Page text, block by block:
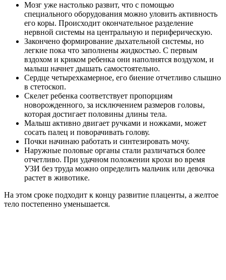
Мозг уже настолько развит, что с помощью
специального оборудования можно уловить активность
его коры. Происходит окончательное разделение
нервной системы на центральную и периферическую.
Закончено формирование дыхательной системы, но
легкие пока что заполнены жидкостью. С первым
вздохом и криком ребенка они наполнятся воздухом, и
малыш начнет дышать самостоятельно.
Сердце четырехкамерное, его биение отчетливо слышно
в стетоскоп.
Скелет ребенка соответствует пропорциям
новорожденного, за исключением размеров головы,
которая достигает половины длины тела.
Малыш активно двигает ручками и ножками, может
сосать палец и поворачивать голову.
Почки начинаю работать и синтезировать мочу.
Наружные половые органы стали различаться более
отчетливо. При удачном положении крохи во время
УЗИ без труда можно определить мальчик или девочка
растет в животике.
На этом сроке подходит к концу развитие плаценты, а желтое
тело постепенно уменьшается.